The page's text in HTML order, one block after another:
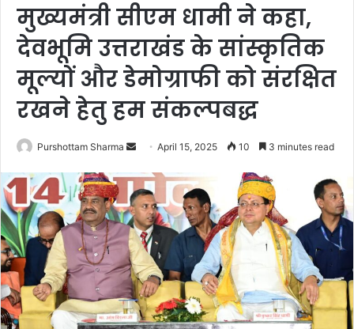
मुख्यमंत्री सीएम धामी ने कहा,
देवभूमि उत्तराखंड के सांस्कृतिक
मूल्यों और डेमोग्राफी को संरक्षित
रखने हेतु हम संकल्पबद्ध
Purshottam Sharma
d
a
n
e
m
a
i
April 15, 2025 10 3 minutes read